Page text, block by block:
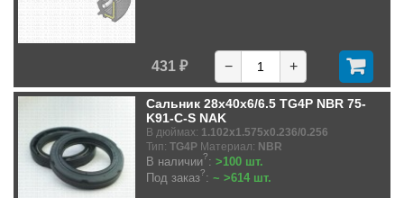
431 ₽ − +
Сальник 28x40x6/6.5 TG4P NBR 75-
K91-C-S NAK
В дюймах: 1.102x1.575x0.236/0.256
Тип: TG4P Материал: NBR
В наличии?: >100 шт.
Под заказ?: ~ >614 шт.